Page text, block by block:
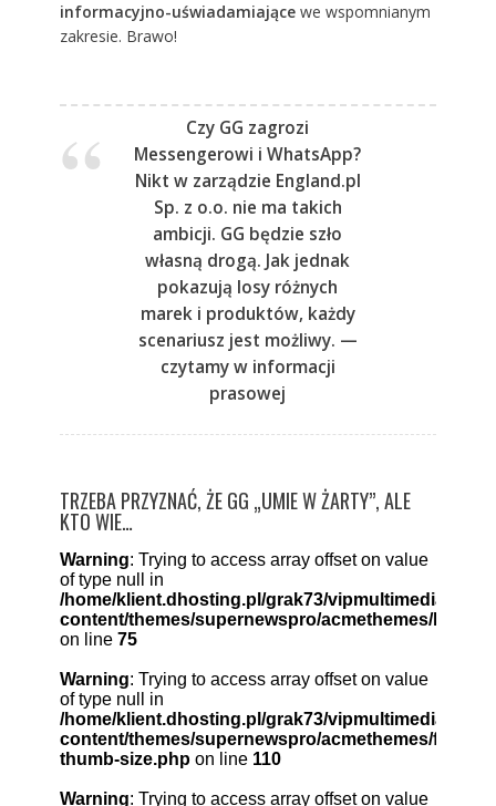
informacyjno-uświadamiającewe wspomnianym
zakresie. Brawo!
Czy GG zagrozi
Messengerowi i WhatsApp?
Nikt w zarządzie England.pl
Sp. z o.o. nie ma takich
ambicji. GG będzie szło
własną drogą. Jak jednak
pokazują losy różnych
marek i produktów, każdy
scenariusz jest możliwy. —
czytamy w informacji
prasowej
TRZEBA PRZYZNAĆ, ŻE GG „UMIE W ŻARTY”, ALE
KTO WIE…